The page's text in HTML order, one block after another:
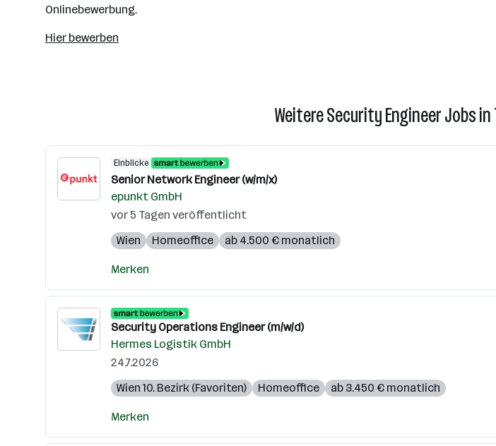
Onlinebewerbung.
Hier bewerben
Weitere Security Engineer Jobs in
Einblicke
Senior Network Engineer (w/m/x)
epunkt GmbH
vor 5 Tagen veröffentlicht
Wien
Homeoffice ab 4.500 € monatlich
Merken
Security Operations Engineer (m/w/d)
Hermes Logistik GmbH
24.7.2026
Wien 10. Bezirk (Favoriten)
Homeoffice ab 3.450 € monatlich
Merken